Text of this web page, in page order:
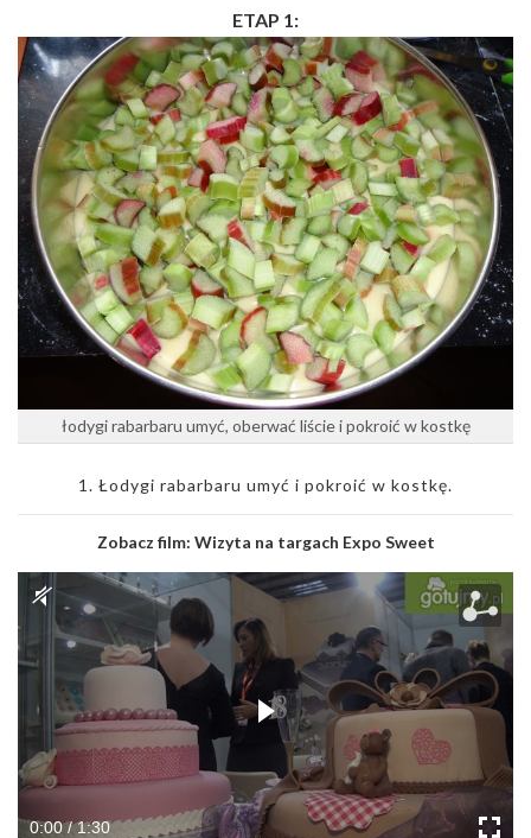
ETAP 1:
łodygi rabarbaru umyć, oberwać liście i pokroić w kostkę
1. Łodygi rabarbaru umyć i pokroić w kostkę.
Zobacz film: Wizyta na targach Expo Sweet
0:00 / 1:30